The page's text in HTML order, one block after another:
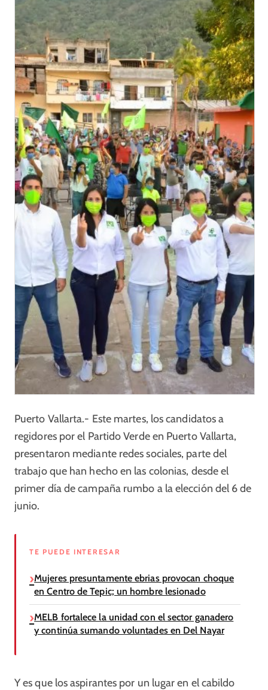
Puerto Vallarta.- Este martes, los candidatos a
regidores por el Partido Verde en Puerto Vallarta,
presentaron mediante redes sociales, parte del
trabajo que han hecho en las colonias, desde el
primer día de campaña rumbo a la elección del 6 de
junio.
TE PUEDE INTERESAR
Mujeres presuntamente ebrias provocan choque
en Centro de Tepic; un hombre lesionado
MELB fortalece la unidad con el sector ganadero
y continúa sumando voluntades en Del Nayar
Y es que los aspirantes por un lugar en el cabildo